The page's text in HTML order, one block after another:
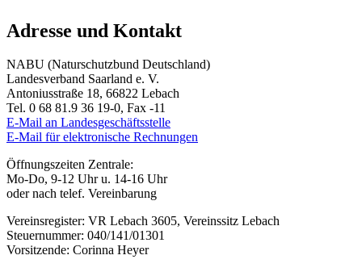
Adresse und Kontakt
NABU (Naturschutzbund Deutschland)
Landesverband Saarland e. V.
Antoniusstraße 18, 66822 Lebach
Tel. 0 68 81.9 36 19-0, Fax -11
E-Mail an Landesgeschäftsstelle
E-Mail für elektronische Rechnungen
Öffnungszeiten Zentrale:
Mo-Do, 9-12 Uhr u. 14-16 Uhr
oder nach telef. Vereinbarung
Vereinsregister: VR Lebach 3605, Vereinssitz Lebach
Steuernummer: 040/141/01301
Vorsitzende: Corinna Heyer